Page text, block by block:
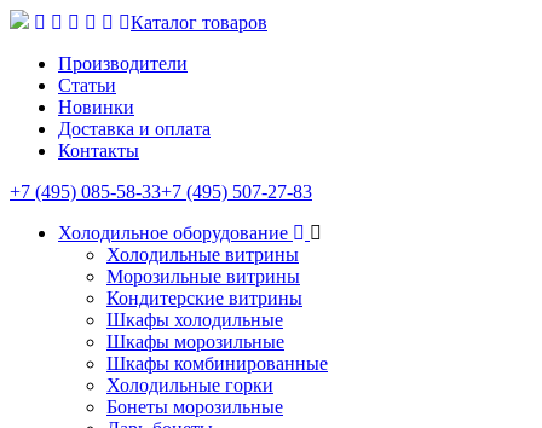
Каталог товаров
Производители
Статьи
Новинки
Доставка и оплата
Контакты
+7 (495) 085-58-33+7 (495) 507-27-83
Холодильное оборудование
Холодильные витрины
Морозильные витрины
Кондитерские витрины
Шкафы холодильные
Шкафы морозильные
Шкафы комбинированные
Холодильные горки
Бонеты морозильные